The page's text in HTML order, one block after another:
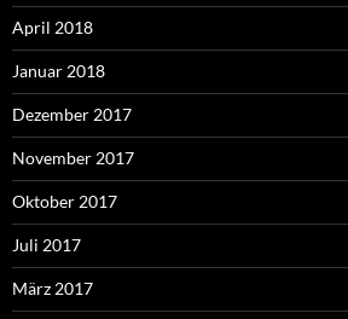
April 2018
Januar 2018
Dezember 2017
November 2017
Oktober 2017
Juli 2017
März 2017